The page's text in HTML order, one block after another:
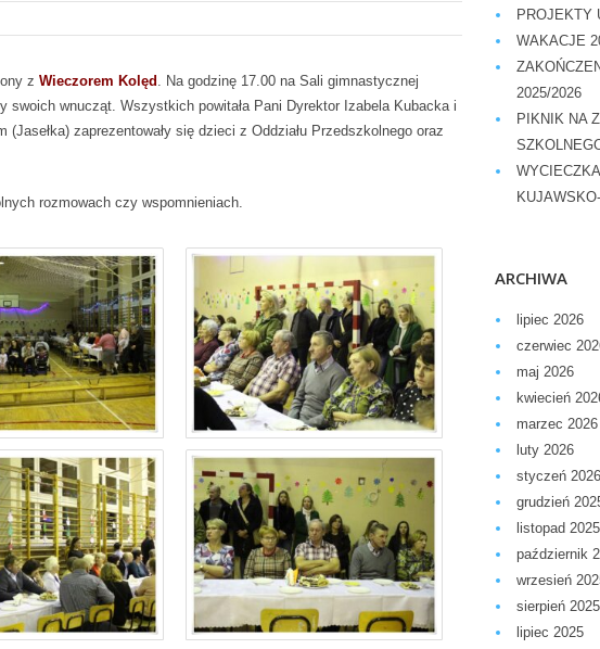
z Wieczorem Kolęd . Na godzinę 17.00 na Sali gimnastycznej
swoich wnucząt. Wszystkich powitała Pani Dyrektor Izabela Kubacka i
zaprezentowały się dzieci z Oddziału Przedszkolnego oraz
rozmowach czy wspomnieniach.
PROJEKTY
WAKACJE
2025/2026
PIKNIK NA
ARCHIWA
lipiec 2026
czerwiec
maj 2026
kwiecień
marzec 2026
luty 2026
styczeń 2026
grudzień
listopad 2025
październik
wrzesień
sierpień 2025
lipiec 2025